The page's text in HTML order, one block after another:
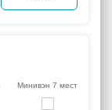
Минивэн 7 мест